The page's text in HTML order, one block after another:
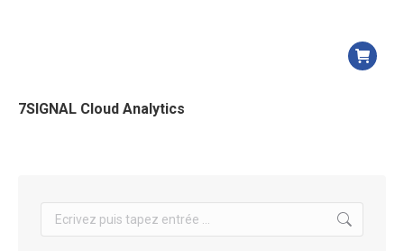
7SIGNAL Cloud Analytics
Search: